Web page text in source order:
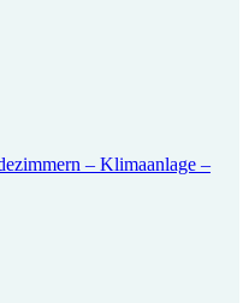
– Klimaanlage –